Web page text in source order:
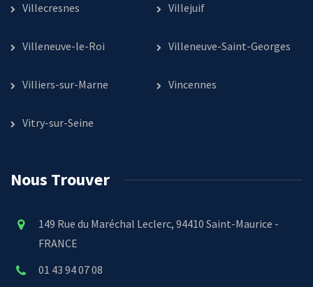
Villecresnes Villejuif
Villeneuve-le-Roi Villeneuve-Saint-Georges
Villiers-sur-Marne Vincennes
Vitry-sur-Seine
Nous Trouver
149 Rue du Maréchal Leclerc, 94410 Saint-Maurice -
FRANCE
01 43 94 07 08